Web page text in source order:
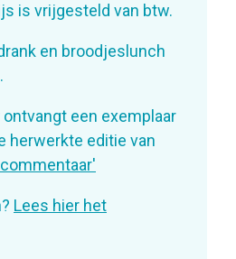
is vrijgesteld van btw.
en broodjeslunch
een exemplaar
herwerkte editie van
Lees hier het